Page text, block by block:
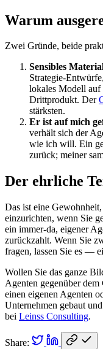
Warum
Zwei Gründe, beide
Sensibles
Strategie-
lokales Modell auf
Drittprodukt. Der
stärksten.
Er ist auf mich
verhält sich der
wie ich will. Ein
zurück; meiner
Der ehrliche
Das ist eine
einzurichten, wenn Sie
ein immer-da, eigener
zurückzahlt. Wenn Sie
fragen, lassen Sie es —
Wollen Sie das ganze
Agenten gegenüber
einen eigenen Agenten
Unternehmen gebaut
bei Leinss Consulting.
Share: